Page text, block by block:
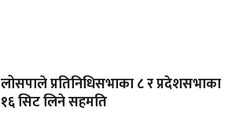
लोसपाले प्रतिनिधिसभाका ८ र प्रदेशसभाका
१६ सिट लिने सहमति